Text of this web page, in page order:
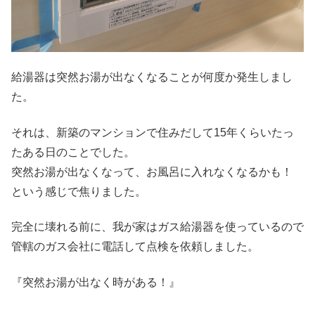
給湯器は突然お湯が出なくなることが何度か発生しまし
た。
それは、新築のマンションで住みだして15年くらいたっ
たある日のことでした。
突然お湯が出なくなって、お風呂に入れなくなるかも！
という感じで焦りました。
完全に壊れる前に、我が家はガス給湯器を使っているので
管轄のガス会社に電話して点検を依頼しました。
『突然お湯が出なく時がある！』